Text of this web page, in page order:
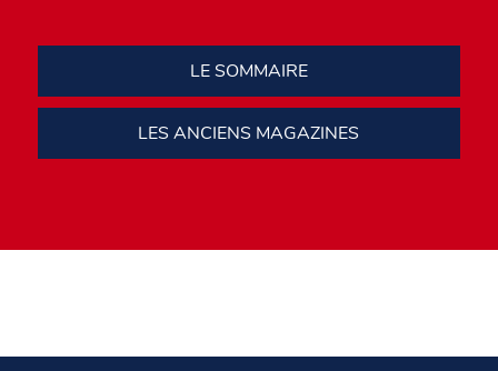
LE SOMMAIRE
LES ANCIENS MAGAZINES